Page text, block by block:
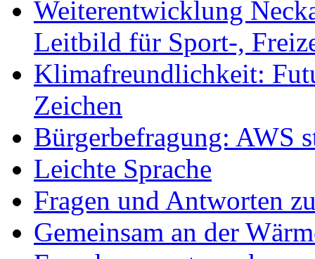
Weiterentwicklung
Leitbild für Sport-,
Klimafreundlichkeit:
Zeichen
Bürgerbefragung: AWS
Leichte Sprache
Fragen und Antworten
Gemeinsam an der